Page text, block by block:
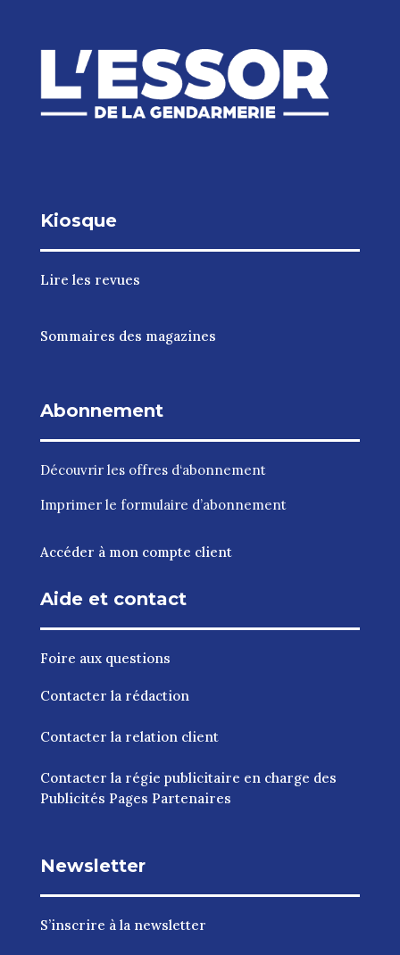
Kiosque
Lire les revues
Sommaires des magazines
Abonnement
Découvrir les offres d‘abonnement
Imprimer le formulaire d’abonnement
Accéder à mon compte client
Aide et contact
Foire aux questions
Contacter la rédaction
Contacter la relation client
Contacter la régie publicitaire en charge des
Publicités Pages Partenaires
Newsletter
S’inscrire à la newsletter